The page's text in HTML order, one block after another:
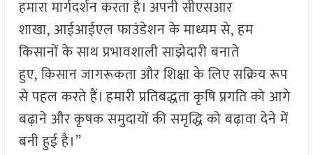
हमारा मार्गदर्शन करता है। अपनी सीएसआर
शाखा, आईआईएल फाउंडेशन के माध्यम से, हम
किसानों के साथ प्रभावशाली साझेदारी बनाते
हुए, किसान जागरूकता और शिक्षा के लिए सक्रिय रूप
से पहल करते हैं। हमारी प्रतिबद्धता कृषि प्रगति को आगे
बढ़ाने और कृषक समुदायों की समृद्धि को बढ़ावा देने में
बनी हुई है।”